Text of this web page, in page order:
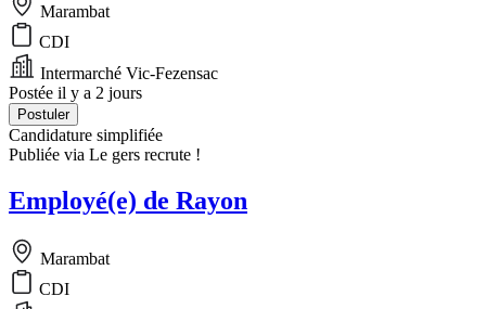
Marambat
CDI
Intermarché Vic-Fezensac
Postée il y a 2 jours
Postuler
Candidature simplifiée
Publiée via Le gers recrute !
Employé(e) de Rayon
Marambat
CDI